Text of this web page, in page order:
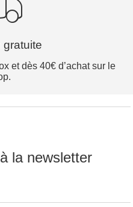
gratuite
et dès 40€ d’achat sur le
la newsletter